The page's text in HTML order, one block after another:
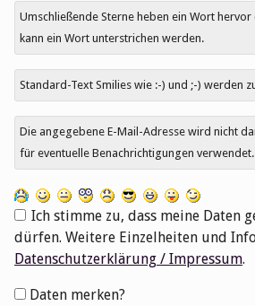
Umschließende Sterne heben ein Wort
kann ein Wort unterstrichen werden.
Standard-Text Smilies wie :-) und ;-) werden
Die angegebene E-Mail-Adresse wird nicht
für eventuelle Benachrichtigungen verwendet.
Ich stimme zu, dass meine Daten
dürfen. Weitere Einzelheiten und
Datenschutzerklärung / Impressum.
Formular-
Daten merken?